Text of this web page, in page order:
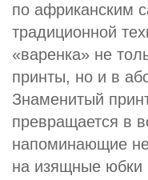
по африканским
традиционной
«варенка» не
принты, но и в
Знаменитый
превращается в
напоминающие
на изящные юбки